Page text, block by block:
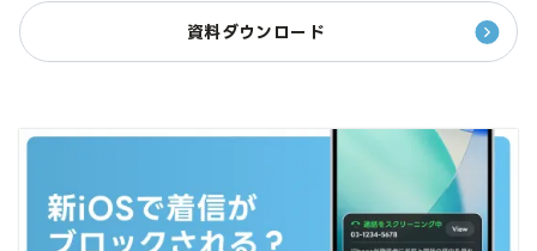
資料ダウンロード